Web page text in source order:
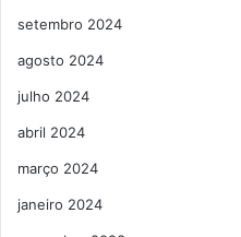
setembro 2024
agosto 2024
julho 2024
abril 2024
março 2024
janeiro 2024